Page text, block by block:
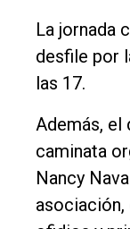
La jornada
desfile por
las 17.
Además, el
caminata
Nancy
asociación,